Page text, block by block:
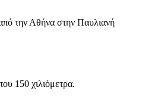
την Αθήνα στην Παυλιανή
150 χιλιόμετρα.